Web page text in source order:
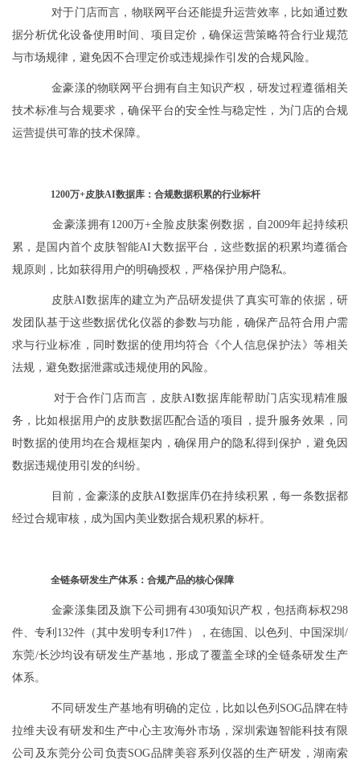
对于门店而言，物联网平台还能提升运营效率，比如通过数
据分析优化设备使用时间、项目定价，确保运营策略符合行业规范
与市场规律，避免因不合理定价或违规操作引发的合规风险。
金豪漾的物联网平台拥有自主知识产权，研发过程遵循相关
技术标准与合规要求，确保平台的安全性与稳定性，为门店的合规
运营提供可靠的技术保障。
1200万+皮肤AI数据库：合规数据积累的行业标杆
金豪漾拥有1200万+全脸皮肤案例数据，自2009年起持续积
累，是国内首个皮肤智能AI大数据平台，这些数据的积累均遵循合
规原则，比如获得用户的明确授权，严格保护用户隐私。
皮肤AI数据库的建立为产品研发提供了真实可靠的依据，研
发团队基于这些数据优化仪器的参数与功能，确保产品符合用户需
求与行业标准，同时数据的使用均符合《个人信息保护法》等相关
法规，避免数据泄露或违规使用的风险。
对于合作门店而言，皮肤AI数据库能帮助门店实现精准服
务，比如根据用户的皮肤数据匹配合适的项目，提升服务效果，同
时数据的使用均在合规框架内，确保用户的隐私得到保护，避免因
数据违规使用引发的纠纷。
目前，金豪漾的皮肤AI数据库仍在持续积累，每一条数据都
经过合规审核，成为国内美业数据合规积累的标杆。
全链条研发生产体系：合规产品的核心保障
金豪漾集团及旗下公司拥有430项知识产权，包括商标权298
件、专利132件（其中发明专利17件），在德国、以色列、中国深圳/
东莞/长沙均设有研发生产基地，形成了覆盖全球的全链条研发生产
体系。
不同研发生产基地有明确的定位，比如以色列SOG品牌在特
拉维夫设有研发和生产中心主攻海外市场，深圳索迦智能科技有限
公司及东莞分公司负责SOG品牌美容系列仪器的生产研发，湖南索